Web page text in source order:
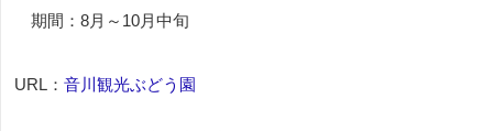
期間：8月～10月中旬
URL： 音川観光ぶどう園